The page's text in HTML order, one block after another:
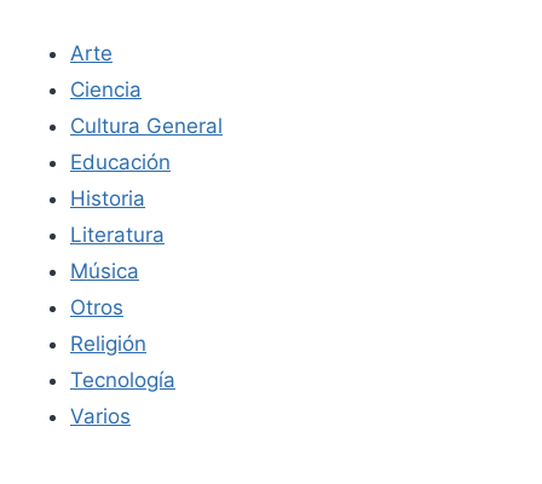
Arte
Ciencia
Cultura General
Educación
Historia
Literatura
Música
Otros
Religión
Tecnología
Varios